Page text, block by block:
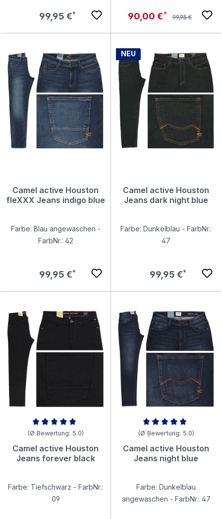
Regulärer Preis:
99,95 € Verkaufspreis:
90,00 € Regulärer Preis:
99,95 €
Camel active Houston
fleXXX Jeans indigo blue
Farbe: Blau angewaschen -
FarbNr.: 42
Regulärer Preis:
99,95 €
NEU
Camel active Houston
Jeans dark night blue
Farbe: Dunkelblau - FarbNr.:
47
Regulärer Preis:
99,95 €
Durchschnittliche Bewertung von 4.97 von 5 Sternen
(Ø Bewertung: 5.0)
Camel active Houston
Jeans forever black
Farbe: Tiefschwarz - FarbNr.:
09
Durchschnittliche Bewertung
(Ø Bewertung: 5.0)
Camel active Houston
Jeans night blue
Farbe: Dunkelblau
angewaschen - FarbNr.: 47